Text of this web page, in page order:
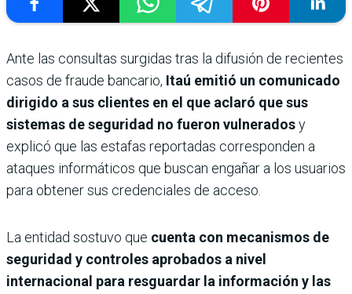
Ante las consultas surgidas tras la difusión de recientes
casos de fraude bancario, Itaú emitió un comunicado
dirigido a sus clientes en el que aclaró que sus
sistemas de seguridad no fueron vulneradosy
explicó que las estafas reportadas corresponden a
ataques informáticos que buscan engañar a los usuarios
para obtener sus credenciales de acceso.
La entidad sostuvo que cuenta con mecanismos de
seguridad y controles aprobados a nivel
internacional para resguardar la información y las